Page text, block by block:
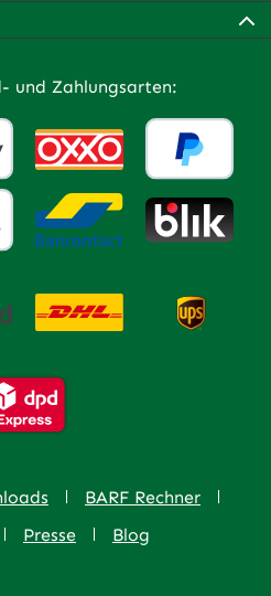
und Zahlungsarten:
BARF Rechner
Presse Blog